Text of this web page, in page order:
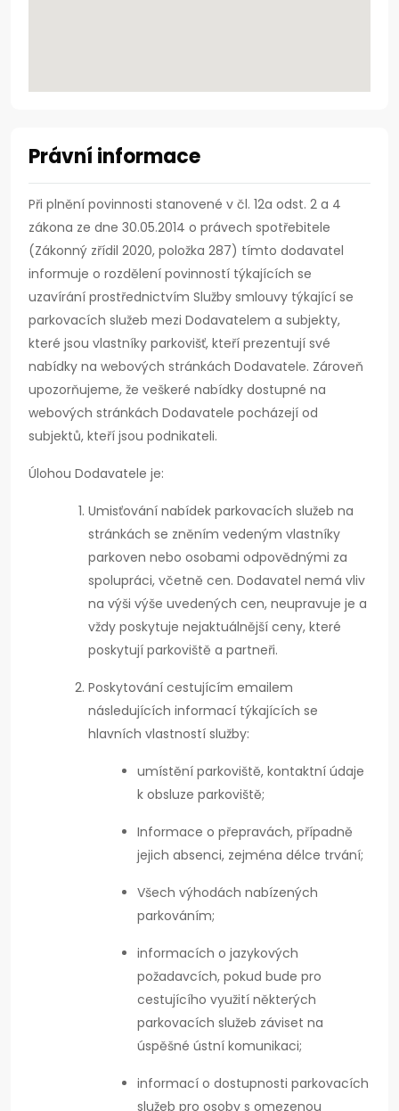
Právní informace
Při plnění povinnosti stanovené v čl. 12a odst. 2 a 4
zákona ze dne 30.05.2014 o právech spotřebitele
(Zákonný zřídil 2020, položka 287) tímto dodavatel
informuje o rozdělení povinností týkajících se
uzavírání prostřednictvím Služby smlouvy týkající se
parkovacích služeb mezi Dodavatelem a subjekty,
které jsou vlastníky parkovišť, kteří prezentují své
nabídky na webových stránkách Dodavatele. Zároveň
upozorňujeme, že veškeré nabídky dostupné na
webových stránkách Dodavatele pocházejí od
subjektů, kteří jsou podnikateli.
Úlohou Dodavatele je:
Umisťování nabídek parkovacích služeb na
stránkách se zněním vedeným vlastníky
parkoven nebo osobami odpovědnými za
spolupráci, včetně cen. Dodavatel nemá vliv
na výši výše uvedených cen, neupravuje je a
vždy poskytuje nejaktuálnější ceny, které
poskytují parkoviště a partneři.
Poskytování cestujícím emailem
následujících informací týkajících se
hlavních vlastností služby:
umístění parkoviště, kontaktní údaje
k obsluze parkoviště;
Informace o přepravách, případně
jejich absenci, zejména délce trvání;
Všech výhodách nabízených
parkováním;
informacích o jazykových
požadavcích, pokud bude pro
cestujícího využití některých
parkovacích služeb záviset na
úspěšné ústní komunikaci;
informací o dostupnosti parkovacích
služeb pro osoby s omezenou